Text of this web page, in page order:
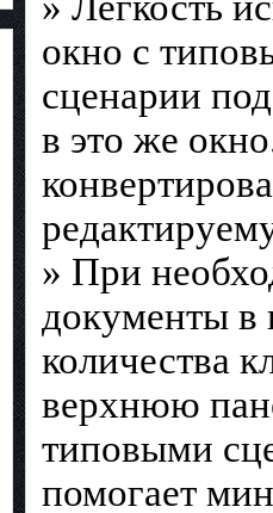
окно с
сценарии
в это же
» При
документы в
количества
верхнюю
типовыми
помогает